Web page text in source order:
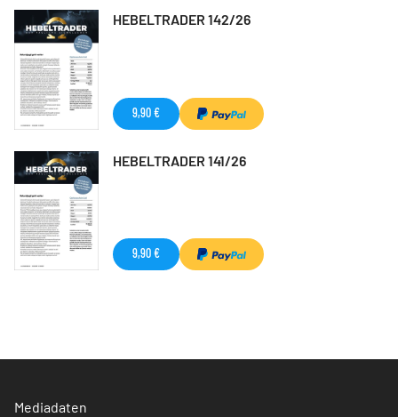
HEBELTRADER 142/26
9,90 €
HEBELTRADER 141/26
9,90 €
Mediadaten